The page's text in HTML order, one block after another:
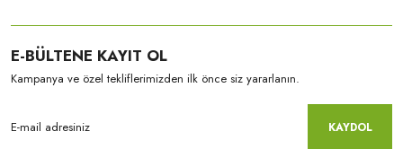
E-BÜLTENE KAYIT OL
Kampanya ve özel tekliflerimizden ilk önce siz yararlanın.
KAYDOL